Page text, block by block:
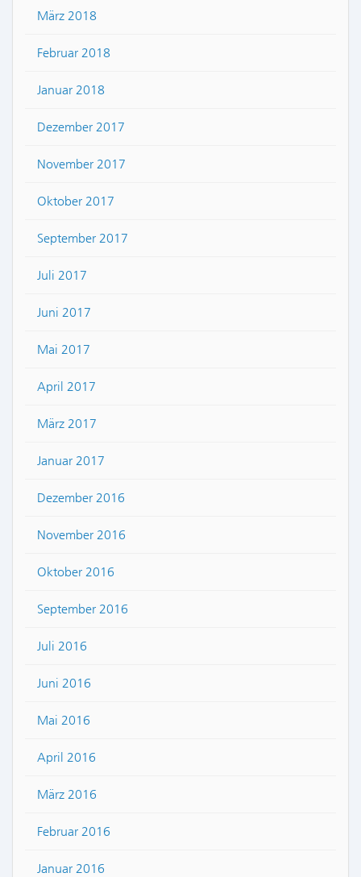
März 2018
Februar 2018
Januar 2018
Dezember 2017
November 2017
Oktober 2017
September 2017
Juli 2017
Juni 2017
Mai 2017
April 2017
März 2017
Januar 2017
Dezember 2016
November 2016
Oktober 2016
September 2016
Juli 2016
Juni 2016
Mai 2016
April 2016
März 2016
Februar 2016
Januar 2016